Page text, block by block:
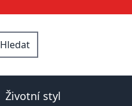
Hledat
Životní styl